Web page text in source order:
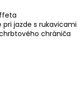
jazde s rukavicami
chrániča